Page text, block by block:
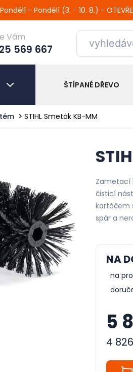
- Pondělí (3. - 10. 8.) -
Vám
569 667
ŠTÍPANÉ DŘEVO
STIHL Smeták KB-MM
Zametací
čisticí
kartáčem
spár a
NA
na
5
4